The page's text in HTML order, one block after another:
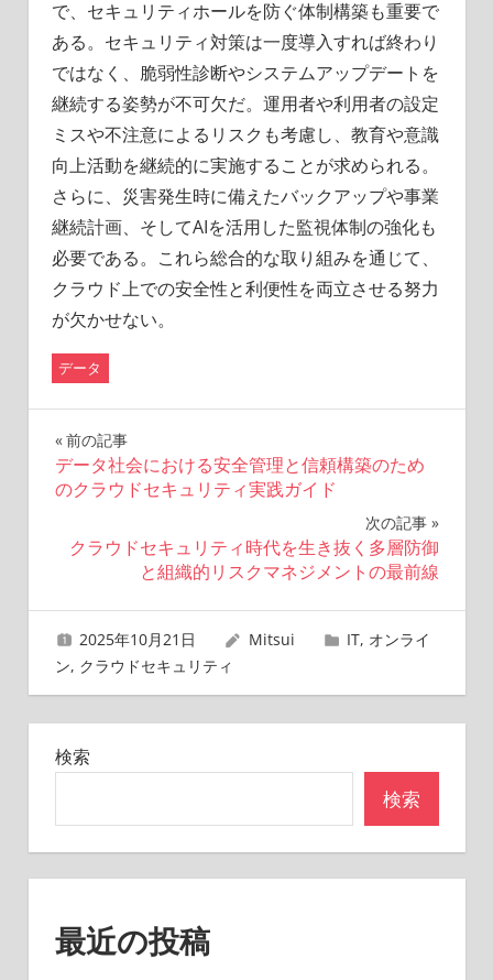
で、セキュリティホールを防ぐ体制構築も重要で
ある。セキュリティ対策は一度導入すれば終わり
ではなく、脆弱性診断やシステムアップデートを
継続する姿勢が不可欠だ。運用者や利用者の設定
ミスや不注意によるリスクも考慮し、教育や意識
向上活動を継続的に実施することが求められる。
さらに、災害発生時に備えたバックアップや事業
継続計画、そしてAIを活用した監視体制の強化も
必要である。これら総合的な取り組みを通じて、
クラウド上での安全性と利便性を両立させる努力
が欠かせない。
データ
投
稿
ナ
ゲ
ー
シ
ョ
前の記事
データ社会における安全管理と信頼構築のため
のクラウドセキュリティ実践ガイド
次の記事
クラウドセキュリティ時代を生き抜く多層防御
と組織的リスクマネジメントの最前線
2025年10月21日 Mitsui IT, オンライ
ン, クラウドセキュリティ
検索
検索
最近の投稿